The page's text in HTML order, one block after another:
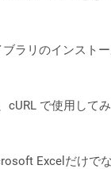
ラリのインストー
で使用してみ
Excelだけで